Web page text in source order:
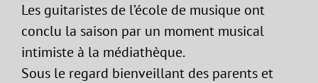
Les guitaristes de l’école de musique ont
conclu la saison par un moment musical
intimiste à la médiathèque.
Sous le regard bienveillant des parents et